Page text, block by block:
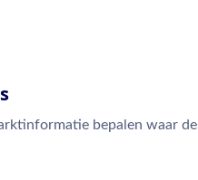
bepalen waar de